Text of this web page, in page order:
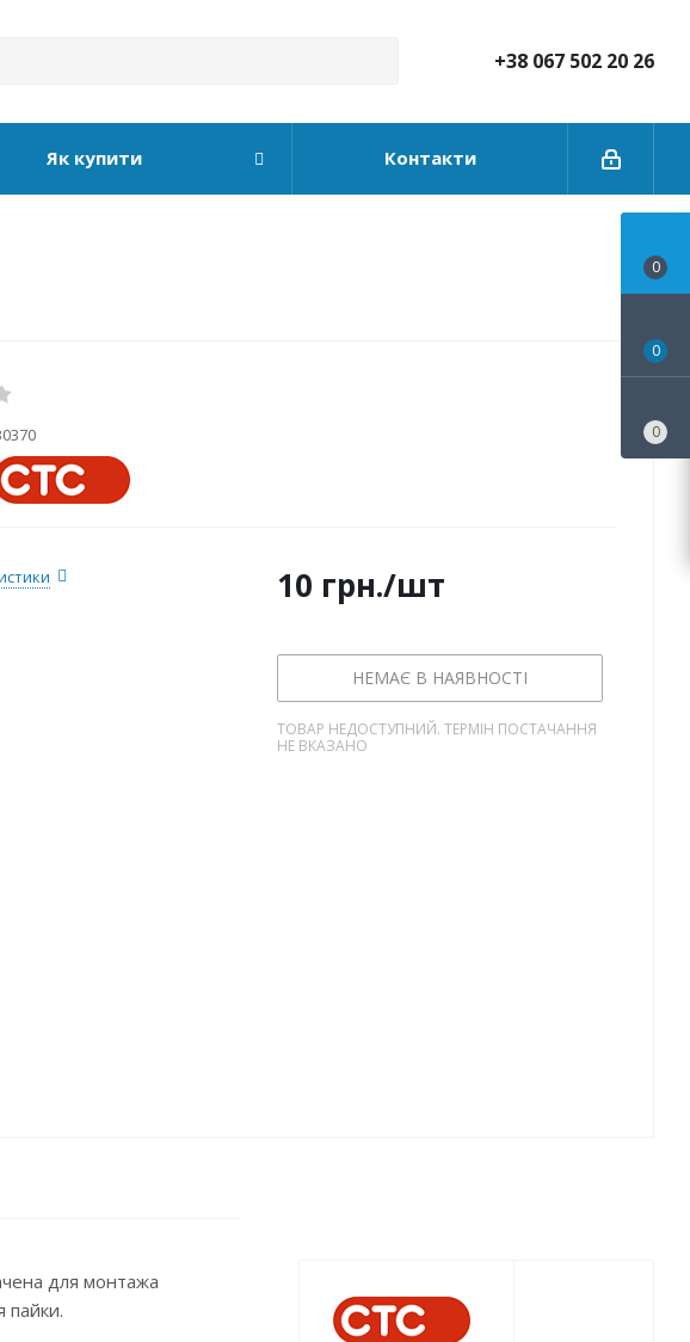
+38 067 502 20 26
Як купити Контакти
10 грн./шт
НЕМАЄ В НАЯВНОСТІ
ТОВАР НЕДОСТУПНИЙ. ТЕРМІН ПОСТАЧАННЯ
НЕ ВКАЗАНО
для монтажа
пайки.
0
0
0